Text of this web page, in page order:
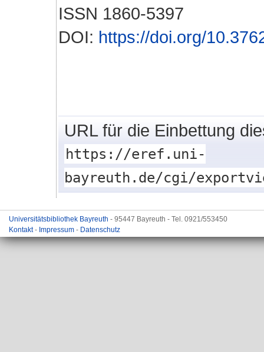
ISSN 1860-5397
DOI: https://doi.org/
URL für die Einbettung
https://eref.uni-
bayreuth.de/cgi/
Universitätsbibliothek Bayreuth - 95447 Bayreuth - Tel. 0921/553450
Kontakt- Impressum - Datenschutz